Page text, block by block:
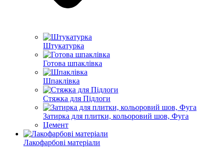
Штукатурка
Готова шпаклівка
Шпаклівка
Стяжка для Підлоги
Затирка для плитки, кольоровий шов, Фуга
Цемент
Лакофарбові матеріали